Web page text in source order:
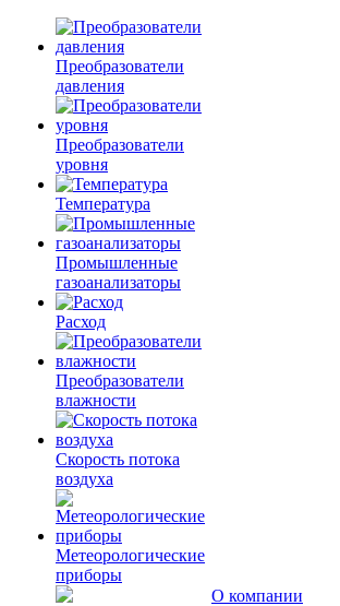
Преобразователи
давления
Преобразователи
уровня
Температура
Промышленные
газоанализаторы
Расход
Преобразователи
влажности
Скорость потока
воздуха
Метеорологические
приборы
О компании